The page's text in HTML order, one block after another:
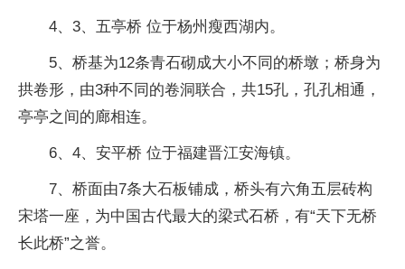
4、3、五亭桥 位于杨州瘦西湖内。
5、桥基为12条青石砌成大小不同的桥墩；桥身为
拱卷形，由3种不同的卷洞联合，共15孔，孔孔相通，
亭亭之间的廊相连。
6、4、安平桥 位于福建晋江安海镇。
7、桥面由7条大石板铺成，桥头有六角五层砖构
宋塔一座，为中国古代最大的梁式石桥，有“天下无桥
长此桥”之誉。